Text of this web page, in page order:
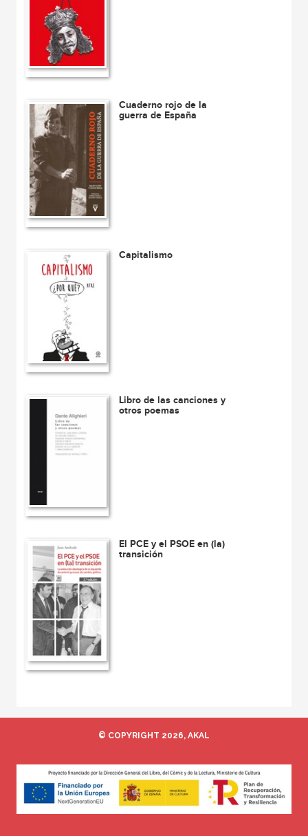
Cuaderno rojo de la
guerra de España
Capitalismo
Libro de las canciones y
otros poemas
El PCE y el PSOE en (la)
transición
© COPYRIGHT 2026, AKAL